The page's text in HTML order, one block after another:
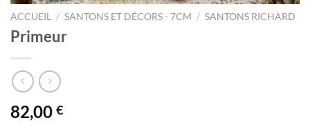
ACCUEIL / SANTONS ET DÉCORS - 7CM / SANTONS RICHARD
Primeur
82,00 €